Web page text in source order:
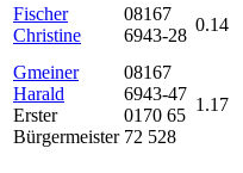
Fischer
Christine
08167
6943-28
0.14
Gmeiner
Harald
Erster
Bürgermeister
08167
6943-47
0170 65
72 528
1.17